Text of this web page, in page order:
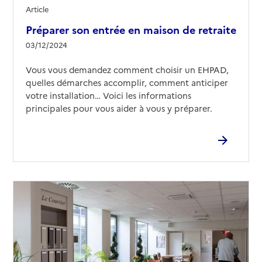
Préparer son entrée en maison de retraite
03/12/2024
Article
Vous vous demandez comment choisir un EHPAD,
quelles démarches accomplir, comment anticiper
votre installation… Voici les informations
principales pour vous aider à vous y préparer.